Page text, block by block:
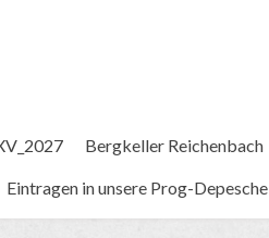
Bergkeller Reichenbach
Eintragen in unsere Prog-Depesche